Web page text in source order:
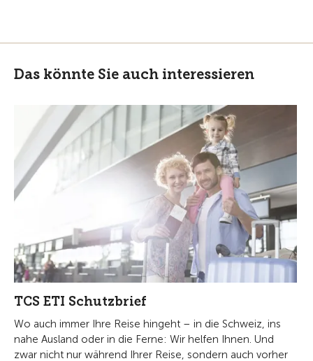
Das könnte Sie auch interessieren
TCS ETI Schutzbrief
Wo auch immer Ihre Reise hingeht – in die Schweiz, ins
nahe Ausland oder in die Ferne: Wir helfen Ihnen. Und
zwar nicht nur während Ihrer Reise, sondern auch vorher